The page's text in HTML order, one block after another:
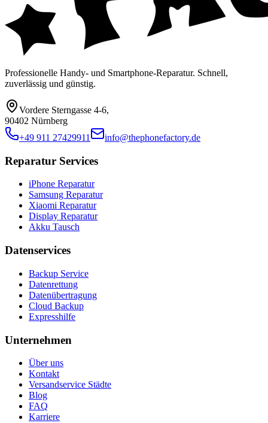
Professionelle Handy- und Smartphone-Reparatur. Schnell,
zuverlässig und günstig.
Vordere Sterngasse 4-6,
90402 Nürnberg
+49 911 27429911
info@thephonefactory.de
Reparatur Services
iPhone Reparatur
Samsung Reparatur
Xiaomi Reparatur
Display Reparatur
Akku Tausch
Datenservices
Backup Service
Datenrettung
Datenübertragung
Cloud Backup
Expresshilfe
Unternehmen
Über uns
Kontakt
Versandservice Städte
Blog
FAQ
Karriere